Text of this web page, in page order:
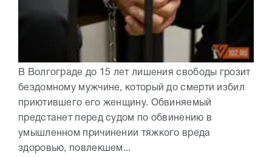
В Волгограде до 15 лет лишения свободы грозит
бездомному мужчине, который до смерти избил
приютившего его женщину. Обвиняемый
предстанет перед судом по обвинению в
умышленном причинении тяжкого вреда
здоровью, повлекшем...